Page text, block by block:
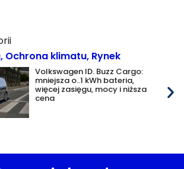
, Ochrona klimatu, Rynek
Volkswagen ID. Buzz Cargo:
mniejsza o..1 kWh bateria,
więcej zasięgu, mocy i niższa
cena